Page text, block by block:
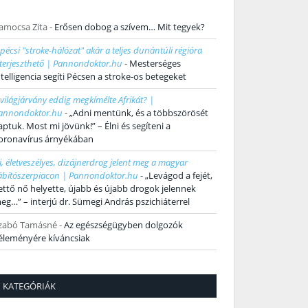
Zita- Erősen dobog a szívem… Mit tegyek?
"stroke-hálózat" akár a teljes dunántúli régióra
| Pannondoktor.hu - Mesterséges
segíti Pécsen a stroke-os betegeket
eddig megkímélte Afrikát? |
-„Adni mentünk, és a többszörösét
Most mi jövünk!” – Élni és segíteni a
árnyékában
életveszélyes, dizájnerdrog jelent meg a magyar
| Pannondoktor.hu -„Levágod a fejét,
nő helyette, újabb és újabb drogok jelennek
– interjú dr. Sümegi András pszichiáterrel
Tamásné-Az egészségügyben dolgozók
kíváncsiak
KATEGÓRIÁK